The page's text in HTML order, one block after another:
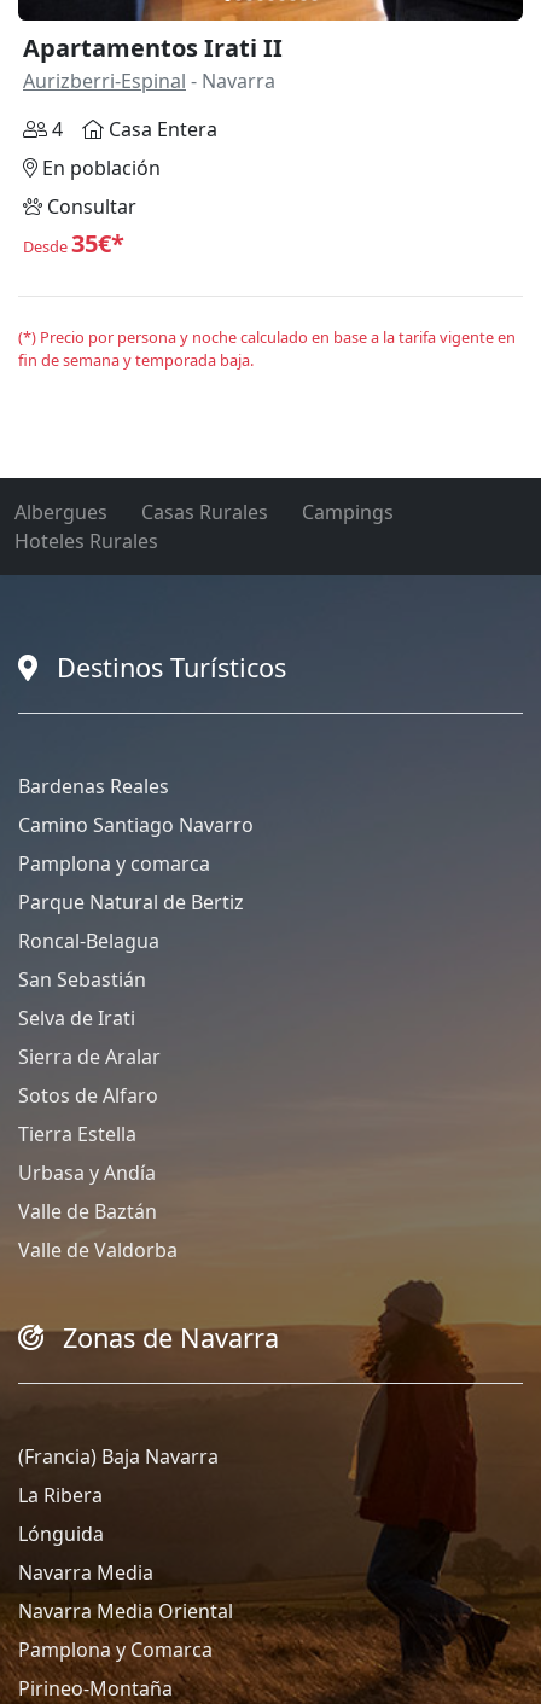
Apartamentos Irati II
Aurizberri-Espinal - Navarra
4
Casa Entera
En población
Consultar
Desde35€*
(*) Precio por persona y noche calculado en base a la tarifa vigente en
fin de semana y temporada baja.
Albergues Casas Rurales
Campings
Hoteles Rurales
Destinos Turísticos
Bardenas Reales
Camino Santiago Navarro
Pamplona y comarca
Parque Natural de Bertiz
Roncal-Belagua
San Sebastián
Selva de Irati
Sierra de Aralar
Sotos de Alfaro
Tierra Estella
Urbasa y Andía
Valle de Baztán
Valle de Valdorba
Zonas de Navarra
(Francia) Baja Navarra
La Ribera
Lónguida
Navarra Media
Navarra Media Oriental
Pamplona y Comarca
Pirineo-Montaña